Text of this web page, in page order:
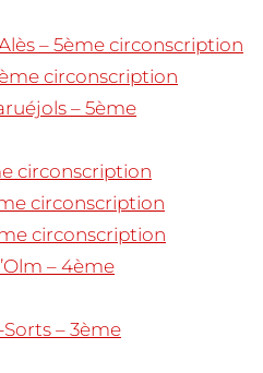
– 5ème circonscription
circonscription
– 5ème
circonscription
circonscription
circonscription
– 4ème
– 3ème